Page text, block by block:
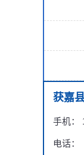
获嘉
手机：
电话：